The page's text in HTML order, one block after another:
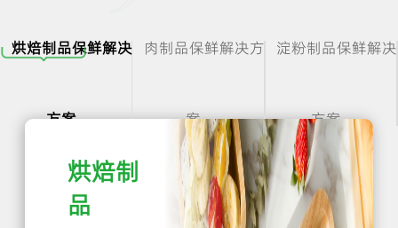
烘焙制品保鲜解决
方案
肉制品保鲜解决方
案
淀粉制品保鲜解决
方案
烘焙制
品